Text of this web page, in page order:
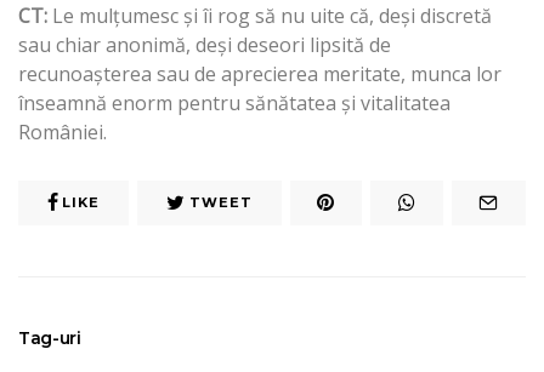
CT: Le mulţumesc şi îi rog să nu uite că, deşi discretă
sau chiar anonimă, deşi deseori lipsită de
recunoaşterea sau de aprecierea meritate, munca lor
înseamnă enorm pentru sănătatea şi vitalitatea
României.
LIKE TWEET
Tag-uri